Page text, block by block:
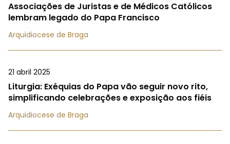
Associações de Juristas e de Médicos Católicos
lembram legado do Papa Francisco
Arquidiocese de Braga
21 abril 2025
Liturgia: Exéquias do Papa vão seguir novo rito,
simplificando celebrações e exposição aos fiéis
Arquidiocese de Braga